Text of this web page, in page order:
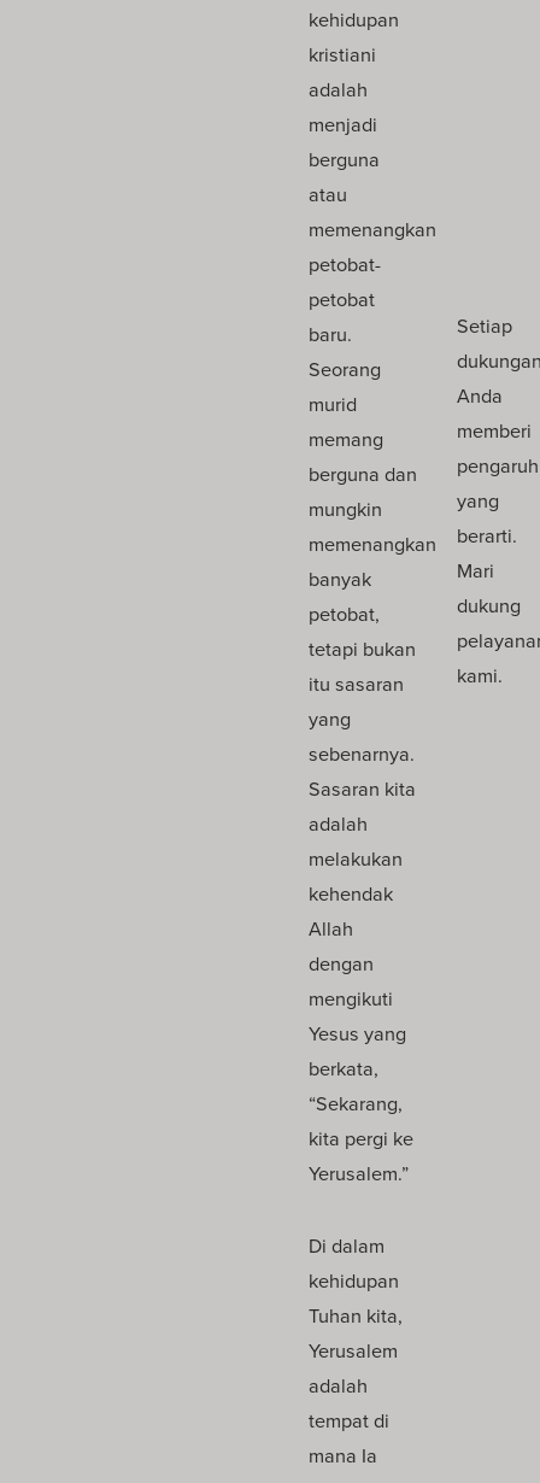
kehidupan
kristiani
adalah
menjadi
berguna
atau
memenangkan
petobat-
petobat
baru.
Seorang
murid
memang
berguna dan
mungkin
memenangkan
banyak
petobat,
tetapi bukan
itu sasaran
yang
sebenarnya.
Sasaran kita
adalah
melakukan
kehendak
Allah
dengan
mengikuti
Yesus yang
berkata,
“Sekarang,
kita pergi ke
Yerusalem.”
Di dalam
kehidupan
Tuhan kita,
Yerusalem
adalah
tempat di
mana Ia
Setiap
Anda
memberi
pengaruh
yang
berarti.
Mari
dukung
kami.